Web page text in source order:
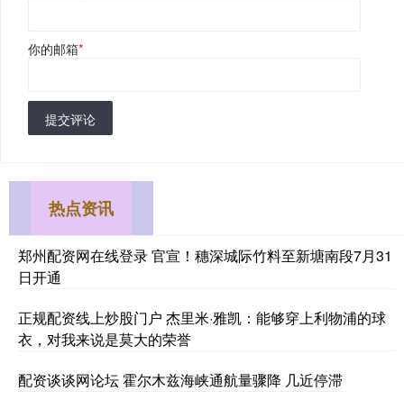
你的邮箱*
提交评论
热点资讯
郑州配资网在线登录 官宣！穗深城际竹料至新塘南段7月31
日开通
正规配资线上炒股门户 杰里米·雅凯：能够穿上利物浦的球
衣，对我来说是莫大的荣誉
配资谈谈网论坛 霍尔木兹海峡通航量骤降 几近停滞